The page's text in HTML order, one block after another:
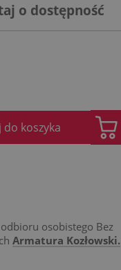
o dostępność
do koszyka
osobistego Bez
Armatura Kozłowski.